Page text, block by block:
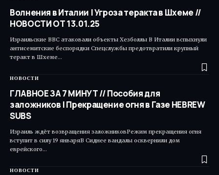
Волнения в Италии | Угроза теракта в Шхеме //
НОВОСТИ ОТ 13.01.25
Израильские ВВС атаковали объекты Хезболлы В Италии вспыхнули
антисемитские беспорядки Спецслужбы предотвратили крупный
теракт в Шхеме…
НОВОСТИ
ГЛАВНОЕ ЗА 7 МИНУТ // Пособия для
заложников | Прекращение огня в Газе HEBREW
SUBS
Израиль ждёт возвращения заложниковРежим прекращения огня
вступит в силу 19 январяВ Сиднее вандалы осквернили дом
еврейского…
НОВОСТИ